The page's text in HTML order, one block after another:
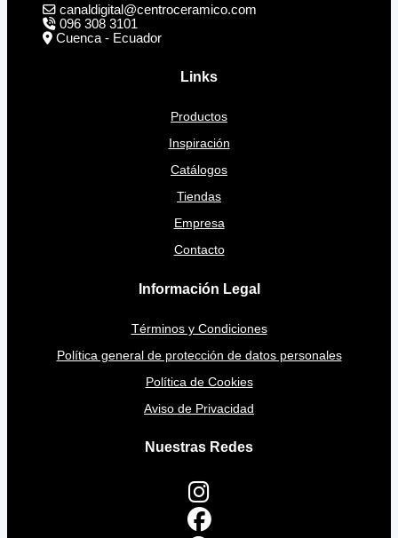
canaldigital@centroceramico.com
096 308 3101
Cuenca - Ecuador
Links
Productos
Inspiración
Catálogos
Tiendas
Empresa
Contacto
Información Legal
Términos y Condiciones
Política general de protección de datos personales
Política de Cookies
Aviso de Privacidad
Nuestras Redes